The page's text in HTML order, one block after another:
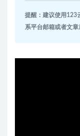
提醒：建议使用123
系平台邮箱或者文章